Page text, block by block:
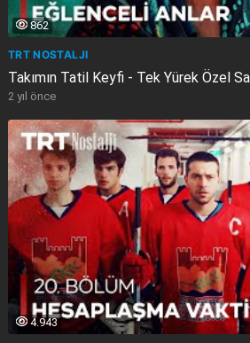
862
TRT NOSTALJI
Takımın Tatil Keyfi - Tek Yürek Özel
2 yıl önce
4.943